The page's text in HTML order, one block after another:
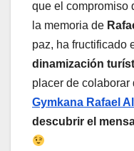
que el compromiso
la memoria de
paz, ha fructificado
dinamización
placer de colaborar
Gymkana Rafael
descubrir el